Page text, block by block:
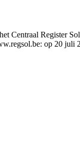
Centraal Register
op 20 juli